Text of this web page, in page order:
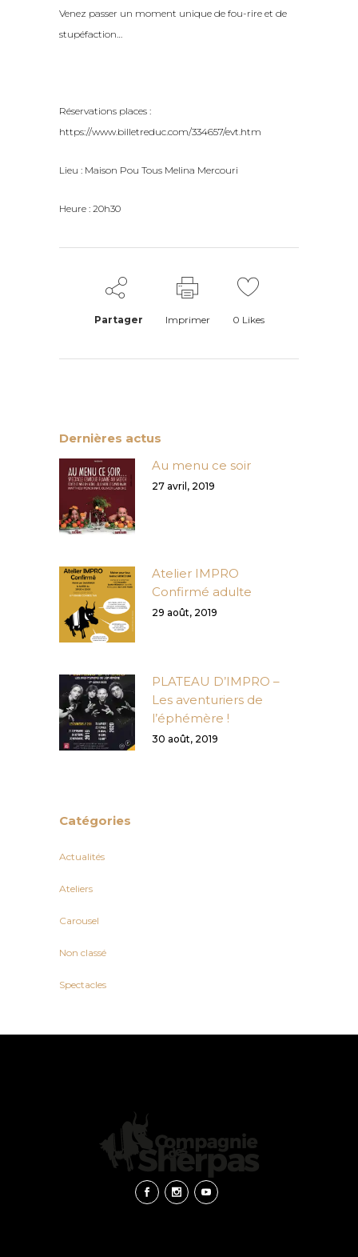
Venez passer un moment unique de fou-rire et de
stupéfaction…
Réservations places :
https://www.billetreduc.com/334657/evt.htm
Lieu : Maison Pou Tous Melina Mercouri
Heure : 20h30
Partager Imprimer 0 Likes
Dernières actus
Au menu ce soir
27 avril, 2019
Atelier IMPRO
Confirmé adulte
29 août, 2019
PLATEAU D’IMPRO –
Les aventuriers de
l’éphémère !
30 août, 2019
Catégories
Actualités
Ateliers
Carousel
Non classé
Spectacles